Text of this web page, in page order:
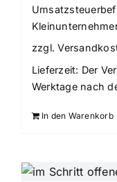
zzgl.
Lieferzeit: Der
Werktage nach
In den Warenkorb